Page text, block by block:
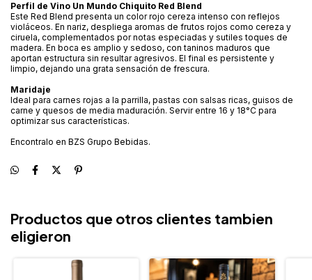
Perfil de Vino Un Mundo Chiquito Red Blend
Este Red Blend presenta un color rojo cereza intenso con reflejos
violáceos. En nariz, despliega aromas de frutos rojos como cereza y
ciruela, complementados por notas especiadas y sutiles toques de
madera. En boca es amplio y sedoso, con taninos maduros que
aportan estructura sin resultar agresivos. El final es persistente y
limpio, dejando una grata sensación de frescura.
Maridaje
Ideal para carnes rojas a la parrilla, pastas con salsas ricas, guisos de
carne y quesos de media maduración. Servir entre 16 y 18°C para
optimizar sus características.
Encontralo en BZS Grupo Bebidas.
Productos que otros clientes tambien
eligieron